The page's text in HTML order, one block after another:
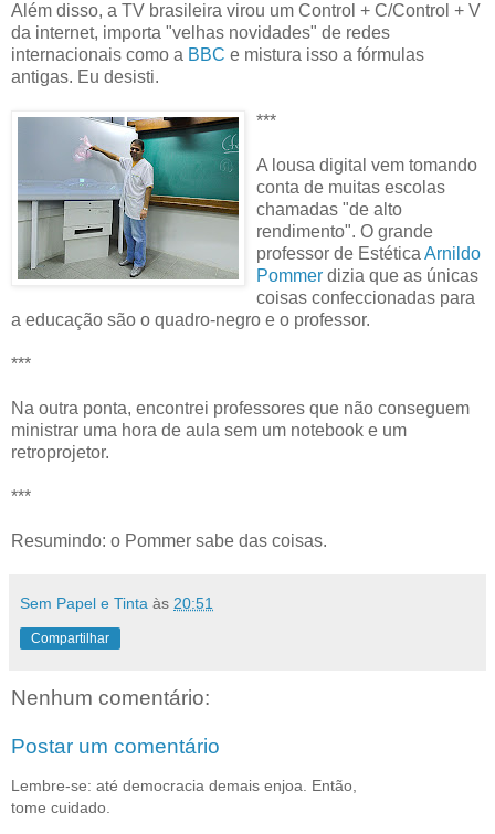
Além disso, a TV brasileira virou um Control + C/Control + V
da internet, importa "velhas novidades" de redes
internacionais como a BBC e mistura isso a fórmulas
antigas. Eu desisti.
***
A lousa digital vem tomando
conta de muitas escolas
chamadas "de alto
rendimento". O grande
professor de Estética Arnildo
Pommer dizia que as únicas
coisas confeccionadas para
a educação são o quadro-negro e o professor.
***
Na outra ponta, encontrei professores que não conseguem
ministrar uma hora de aula sem um notebook e um
retroprojetor.
***
Resumindo: o Pommer sabe das coisas.
Sem Papel e Tinta às 20:51
Compartilhar
Nenhum comentário:
Postar um comentário
Lembre-se: até democracia demais enjoa. Então,
tome cuidado.